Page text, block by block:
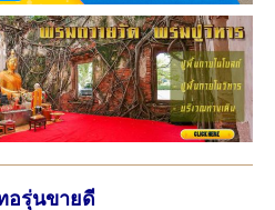
อรุ่นขายดี